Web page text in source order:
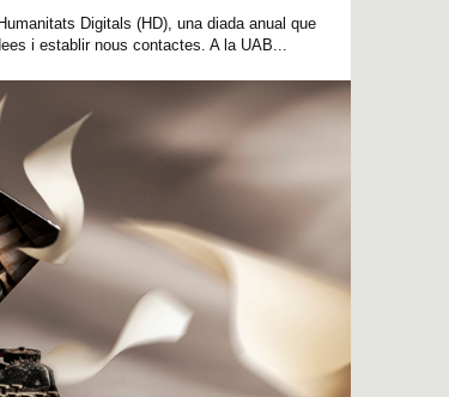
Digitals (HD), una diada anual que
i establir nous contactes. A la UAB...